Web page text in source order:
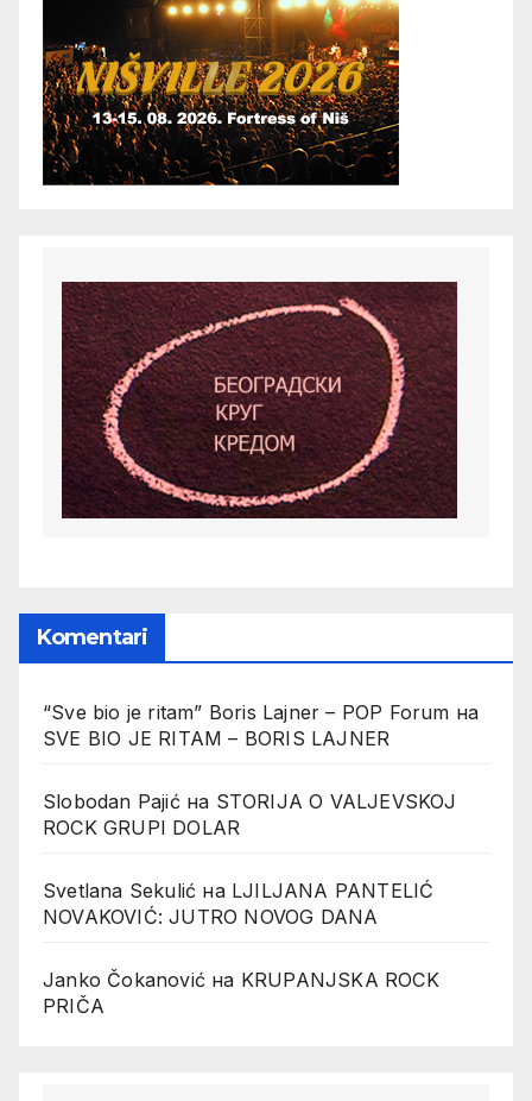
Komentari
“Sve bio je ritam” Boris Lajner – POP Forum на
SVE BIO JE RITAM – BORIS LAJNER
Slobodan Pajićна STORIJA O VALJEVSKOJ
ROCK GRUPI DOLAR
Svetlana Sekulić на LJILJANA PANTELIĆ
NOVAKOVIĆ: JUTRO NOVOG DANA
Janko Čokanović на KRUPANJSKA ROCK
PRIČA